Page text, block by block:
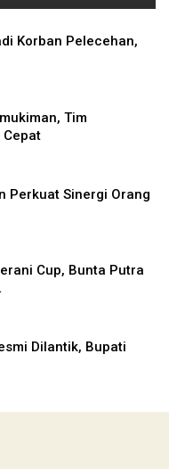
Korban Pelecehan,
Tim
Cepat
Perkuat Sinergi Orang
Cup, Bunta Putra
Dilantik, Bupati